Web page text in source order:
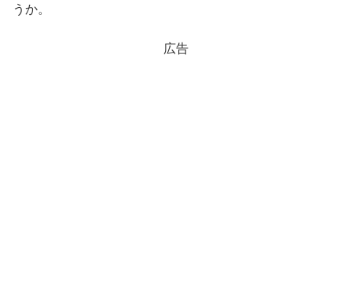
うか。
広告